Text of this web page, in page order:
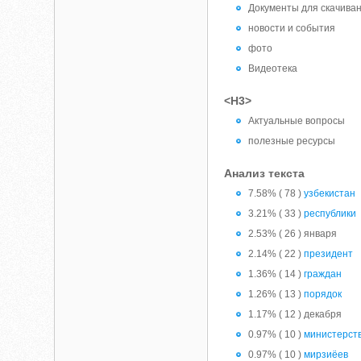
Документы для
новости и события
фото
Видеотека
<H3>
Актуальные вопросы
полезные ресурсы
Анализ текста
7.58% ( 78 )узбекистан
3.21% ( 33 )республики
2.53% ( 26 ) января
2.14% ( 22 )президент
1.36% ( 14 )граждан
1.26% ( 13 )порядок
1.17% ( 12 ) декабря
0.97% ( 10 )
0.97% ( 10 )мирзиёев